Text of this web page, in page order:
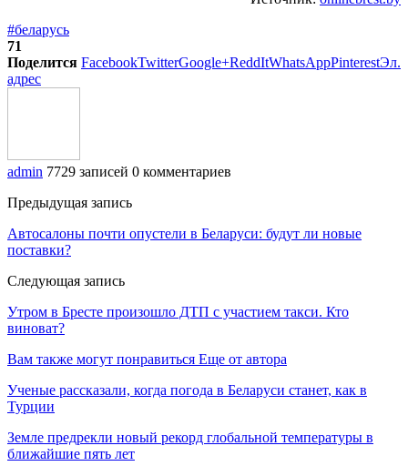
#беларусь
71
Поделится FacebookTwitterGoogle+ReddItWhatsAppPinterestЭл.
адрес
admin 7729 записей 0 комментариев
Предыдущая запись
Автосалоны почти опустели в Беларуси: будут ли новые
поставки?
Следующая запись
Утром в Бресте произошло ДТП с участием такси. Кто
виноват?
Вам также могут понравиться Еще от автора
Ученые рассказали, когда погода в Беларуси станет, как в
Турции
Земле предрекли новый рекорд глобальной температуры в
ближайшие пять лет